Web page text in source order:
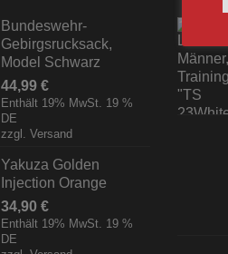
Bundeswehr-
Gebirgsrucksack,
Model Schwarz
44,99 €
Enthält 19% MwSt. 19 %
DE
zzgl. Versand
Yakuza Golden
Injection Orange
34,90 €
Enthält 19% MwSt. 19 %
DE